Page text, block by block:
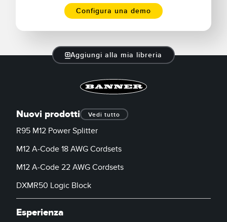
Configura una demo
Aggiungi alla mia libreria
Nuovi prodotti Vedi tutto
R95 M12 Power Splitter
M12 A-Code 18 AWG Cordsets
M12 A-Code 22 AWG Cordsets
DXMR50 Logic Block
Esperienza